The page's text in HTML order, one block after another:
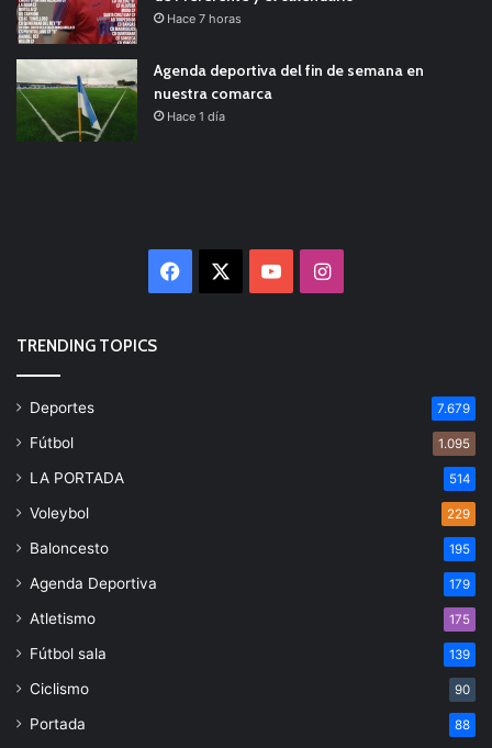
Hace 7 horas
Agenda deportiva del fin de semana en
nuestra comarca
Hace 1 día
Facebook YouTubeInstagram
TRENDING TOPICS
Deportes 7.679
Fútbol 1.095
LA PORTADA 514
Voleybol 229
Baloncesto 195
Agenda Deportiva 179
Atletismo 175
Fútbol sala 139
Ciclismo 90
Portada 88